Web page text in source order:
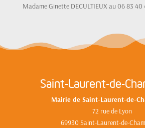
Madame Ginette DECULTIEUX ​au 06 83 40
Saint-Laurent-de-
Mairie de Saint-Laurent-de-
72 rue de Lyon
69930 Saint-Laurent-de-